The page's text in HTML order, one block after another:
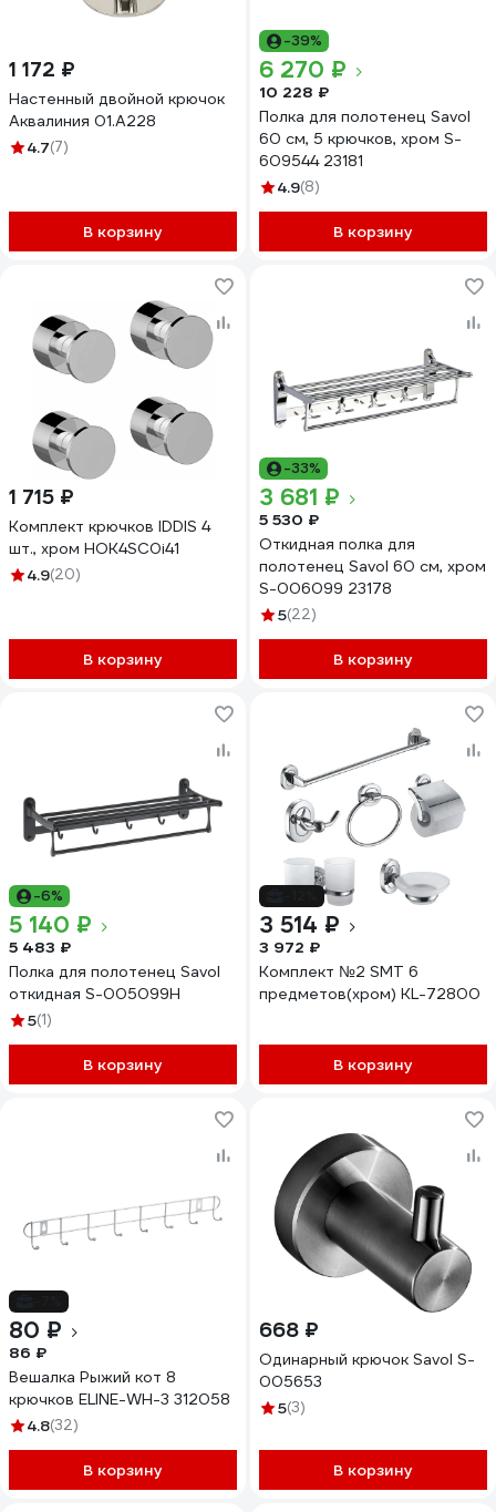
1 172 ₽
Настенный двойной крючок
Аквалиния 01.А228
4.7(7)
В корзину
-39%
6 270 ₽
10 228 ₽
Полка для полотенец Savol
60 см, 5 крючков, хром S-
609544 23181
4.9(8)
В корзину
1 715 ₽
Комплект крючков IDDIS 4
шт., хром HOK4SC0i41
4.9(20)
В корзину
-33%
3 681 ₽
5 530 ₽
Откидная полка для
полотенец Savol 60 см, хром
S-006099 23178
5(22)
В корзину
-6%
5 140 ₽
5 483 ₽
Полка для полотенец Savol
откидная S-005099H
5(1)
В корзину
3 514 ₽
3 972 ₽
Комплект №2 SMT 6
предметов(хром) KL-72800
В корзину
80 ₽
86 ₽
Вешалка Рыжий кот 8
крючков ELINE-WH-3 312058
4.8(32)
В корзину
668 ₽
Одинарный крючок Savol S-
005653
5(3)
В корзину